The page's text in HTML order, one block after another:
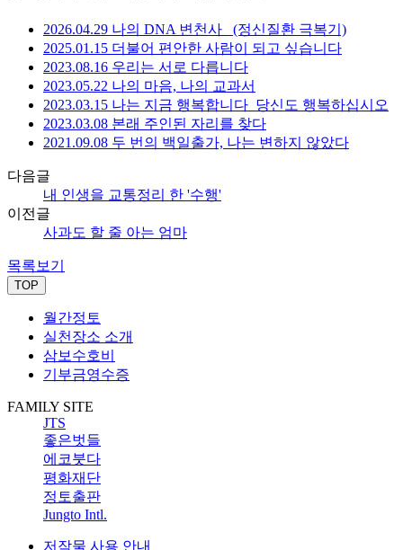
2026.04.29 나의 DNA 변천사 _(정신질환 극복기)
2025.01.15 더불어 편안한 사람이 되고 싶습니다
2023.08.16 우리는 서로 다릅니다
2023.05.22 나의 마음, 나의 교과서
2023.03.15 나는 지금 행복합니다_당신도 행복하십시오
2023.03.08 본래 주인된 자리를 찾다
2021.09.08 두 번의 백일출가, 나는 변하지 않았다
다음글
내 인생을 교통정리 한 '수행'
이전글
사과도 할 줄 아는 엄마
목록보기
TOP
월간정토
실천장소 소개
삼보수호비
기부금영수증
FAMILY SITE
JTS
좋은벗들
에코붓다
평화재단
정토출판
Jungto Intl.
저작물 사용 안내